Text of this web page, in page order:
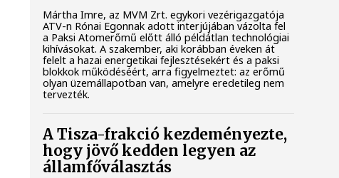
Mártha Imre, az MVM Zrt. egykori vezérigazgatója
ATV-n Rónai Egonnak adott interjújában vázolta fel
a Paksi Atomerőmű előtt álló példátlan technológiai
kihívásokat. A szakember, aki korábban éveken át
felelt a hazai energetikai fejlesztésekért és a paksi
blokkok működéséért, arra figyelmeztet: az erőmű
olyan üzemállapotban van, amelyre eredetileg nem
tervezték.
A Tisza-frakció kezdeményezte,
hogy jövő kedden legyen az
államfőválasztás